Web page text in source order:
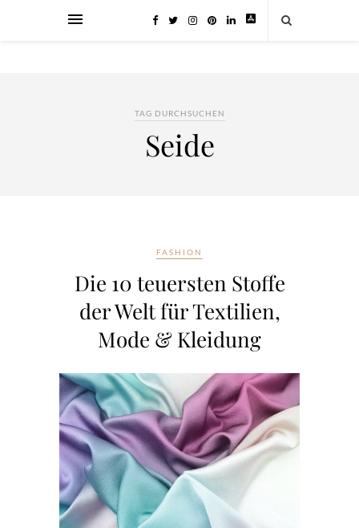
TAG DURCHSUCHEN
Seide
FASHION
Die 10 teuersten Stoffe
der Welt für Textilien,
Mode & Kleidung